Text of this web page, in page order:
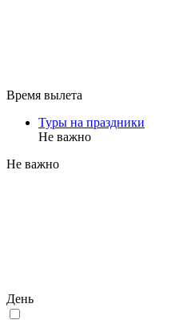
Время вылета
Туры на праздники
Не важно
Не важно
День